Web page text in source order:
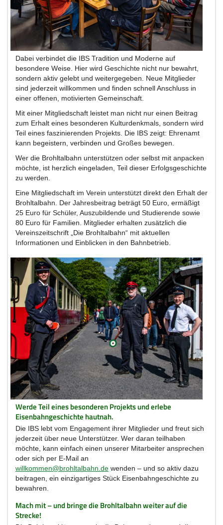
Dabei verbindet die IBS Tradition und Moderne auf
besondere Weise. Hier wird Geschichte nicht nur bewahrt,
sondern aktiv gelebt und weitergegeben. Neue Mitglieder
sind jederzeit willkommen und finden schnell Anschluss in
einer offenen, motivierten Gemeinschaft.
Mit einer Mitgliedschaft leistet man nicht nur einen Beitrag
zum Erhalt eines besonderen Kulturdenkmals, sondern wird
Teil eines faszinierenden Projekts. Die IBS zeigt: Ehrenamt
kann begeistern, verbinden und Großes bewegen.
Wer die Brohltalbahn unterstützen oder selbst mit anpacken
möchte, ist herzlich eingeladen, Teil dieser Erfolgsgeschichte
zu werden.
Eine Mitgliedschaft im Verein unterstützt direkt den Erhalt der
Brohltalbahn. Der Jahresbeitrag beträgt 50 Euro, ermäßigt
25 Euro für Schüler, Auszubildende und Studierende sowie
80 Euro für Familien. Mitglieder erhalten zusätzlich die
Vereinszeitschrift „Die Brohltalbahn“ mit aktuellen
Informationen und Einblicken in den Bahnbetrieb.
Werde Teil eines besonderen Projekts und erlebe
Eisenbahngeschichte hautnah.
Die IBS lebt vom Engagement ihrer Mitglieder und freut sich
jederzeit über neue Unterstützer. Wer daran teilhaben
möchte, kann einfach einen unserer Mitarbeiter ansprechen
oder sich per E-Mail an
willkommen@brohltalbahn.de wenden – und so aktiv dazu
beitragen, ein einzigartiges Stück Eisenbahngeschichte zu
bewahren.
Mach mit – und bringe die Brohltalbahn weiter auf die
Strecke!